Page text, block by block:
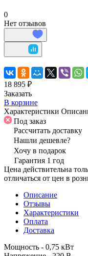
0
Нет отзывов
18 895 ₽
Заказать
В корзине
Характеристики
Под заказ
Рассчитать доставку
Нашли дешевле?
Хочу в подарок
Гарантия 1 год
Цена действительна
отличаться от цен в
Описание
Отзывы
Характеристики
Оплата
Доставка
Мощность - 0,75 кВт